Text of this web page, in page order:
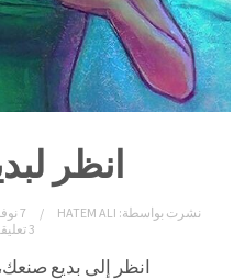
انظر
نشرت بواسطة: HATEM ALI 7 نوفمبر، 2018
3 تعليقات
انظر إلى بديع